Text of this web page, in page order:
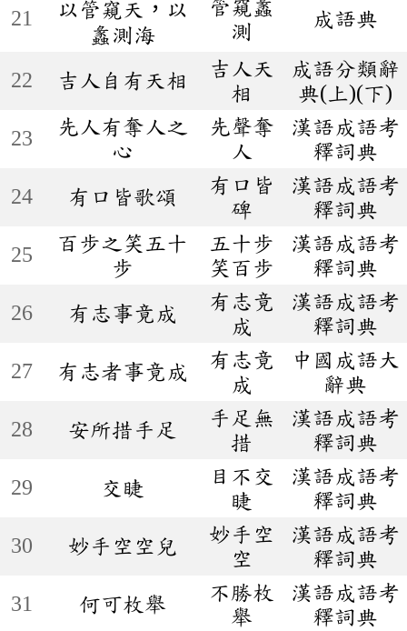
21
以管窺天，以
蠡測海
管窺蠡
測
成語典
22 吉人自有天相
吉人天
相
成語分類辭
典(上)(下)
23
先人有奪人之
心
先聲奪
人
漢語成語考
釋詞典
24
有口皆歌頌
有口皆
碑
漢語成語考
釋詞典
25
百步之笑五十
步
五十步
笑百步
漢語成語考
釋詞典
26
有志事竟成
有志竟
成
漢語成語考
釋詞典
27
有志者事竟成
有志竟
成
中國成語大
辭典
28
安所措手足
手足無
措
漢語成語考
釋詞典
29
交睫
目不交
睫
漢語成語考
釋詞典
30
妙手空空兒
妙手空
空
漢語成語考
釋詞典
31
何可枚舉
不勝枚
舉
漢語成語考
釋詞典